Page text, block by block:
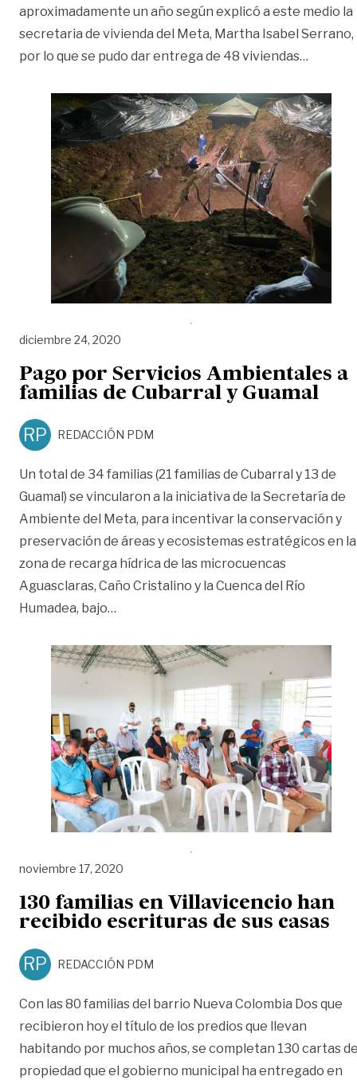
aproximadamente un año según explicó a este medio la
secretaria de vivienda del Meta, Martha Isabel Serrano,
por lo que se pudo dar entrega de 48 viviendas…
diciembre 24, 2020
Pago por Servicios Ambientales a
familias de Cubarral y Guamal
RP REDACCIÓN PDM
Un total de 34 familias (21 familias de Cubarral y 13 de
Guamal) se vincularon a la iniciativa de la Secretaría de
Ambiente del Meta, para incentivar la conservación y
preservación de áreas y ecosistemas estratégicos en la
zona de recarga hídrica de las microcuencas
Aguasclaras, Caño Cristalino y la Cuenca del Río
Humadea, bajo…
noviembre 17, 2020
130 familias en Villavicencio han
recibido escrituras de sus casas
RP REDACCIÓN PDM
Con las 80 familias del barrio Nueva Colombia Dos que
recibieron hoy el título de los predios que llevan
habitando por muchos años, se completan 130 cartas
propiedad que el gobierno municipal ha entregado en